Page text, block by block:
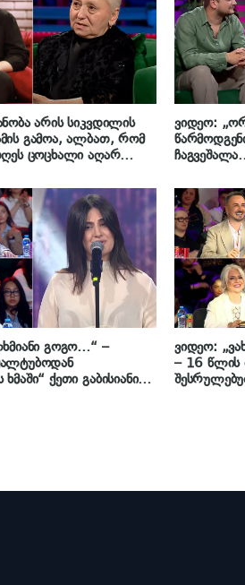
არის სიკვდილის
გამოა, ალბათ, რომ
ცოცხალი აღარ
ვიდეო:
გოგო…“ –
ქეთი გაბისიანის
ვიდეო:
– 16 წლის